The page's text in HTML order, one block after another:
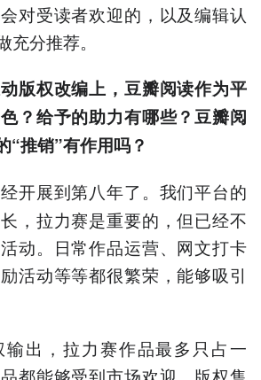
对受读者欢迎的，以及编辑认
分推荐。
版权改编上，豆瓣阅读作为平
？给予的助力有哪些？豆瓣阅
“推销”有作用吗？
开展到第八年了。我们平台的
，拉力赛是重要的，但已经不
动。日常作品运营、网文打卡
活动等等都很繁荣，能够吸引
出，拉力赛作品最多只占一